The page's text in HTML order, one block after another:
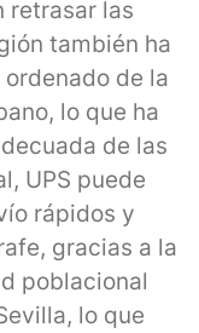
retrasar las
también ha
de la
lo que ha
de las
UPS puede
rápidos y
gracias a la
poblacional
lo que